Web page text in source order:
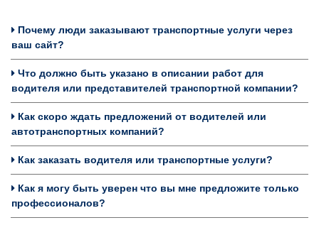
Почему люди заказывают транспортные услуги через
ваш сайт?
Что должно быть указано в описании работ для
водителя или представителей транспортной компании?
Как скоро ждать предложений от водителей или
автотранспортных компаний?
Как заказать водителя или транспортные услуги?
Как я могу быть уверен что вы мне предложите только
профессионалов?